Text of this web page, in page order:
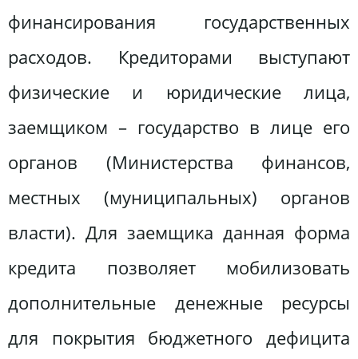
финансирования государственных
расходов. Кредиторами выступают
физические и юридические лица,
заемщиком – государство в лице его
органов (Министерства финансов,
местных (муниципальных) органов
власти). Для заемщика данная форма
кредита позволяет мобилизовать
дополнительные денежные ресурсы
для покрытия бюджетного дефицита